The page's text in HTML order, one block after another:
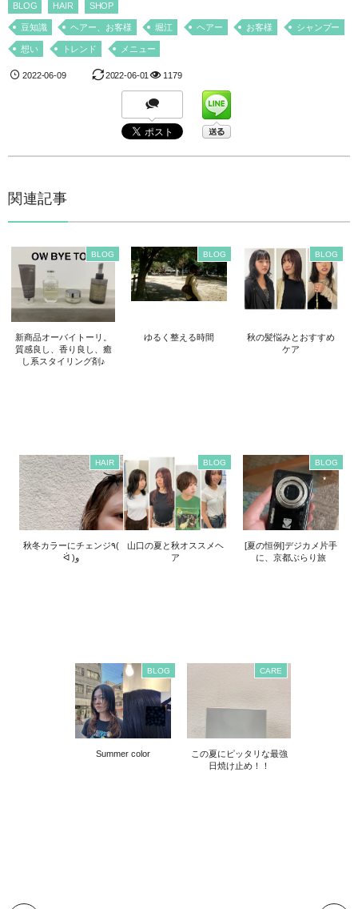
BLOG HAIR SHOP
豆知識 ヘアー、お客様 堀江 ヘアー お客様 シャンプー
想い トレンド メニュー
2022-06-09 2022-06-01 1179
関連記事
BLOG
新商品オーバイトーリ。
質感良し、香り良し、癒
し系スタイリング剤♪
BLOG
ゆるく整える時間
BLOG
秋の髪悩みとおすすめ
ケア
HAIR
秋冬カラーにチェンジ٩(
ᐛ )و
BLOG
山口の夏と秋オススメヘ
ア
BLOG
[夏の恒例]デジカメ片手
に、京都ぶらり旅
BLOG
Summer color
CARE
この夏にピッタリな最強
日焼け止め！！